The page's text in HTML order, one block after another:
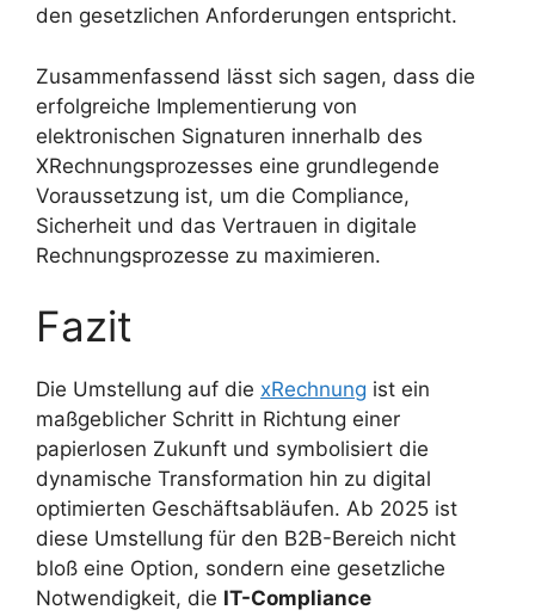
den gesetzlichen Anforderungen entspricht.
Zusammenfassend lässt sich sagen, dass die
erfolgreiche Implementierung von
elektronischen Signaturen innerhalb des
XRechnungsprozesses eine grundlegende
Voraussetzung ist, um die Compliance,
Sicherheit und das Vertrauen in digitale
Rechnungsprozesse zu maximieren.
Fazit
Die Umstellung auf die xRechnung ist ein
maßgeblicher Schritt in Richtung einer
papierlosen Zukunft und symbolisiert die
dynamische Transformation hin zu digital
optimierten Geschäftsabläufen. Ab 2025 ist
diese Umstellung für den B2B-Bereich nicht
bloß eine Option, sondern eine gesetzliche
Notwendigkeit, die IT-Compliance